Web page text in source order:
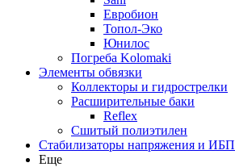
Евробион
Топол-Эко
Юнилос
Погреба Kolomaki
Элементы обвязки
Коллекторы и гидрострелки
Расширительные баки
Reflex
Сшитый полиэтилен
Стабилизаторы напряжения и ИБП
Еще